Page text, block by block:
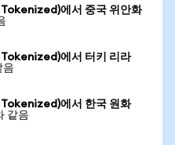
에서 중국 위안화
에서 터키 리라
음
에서 한국 원화
같음